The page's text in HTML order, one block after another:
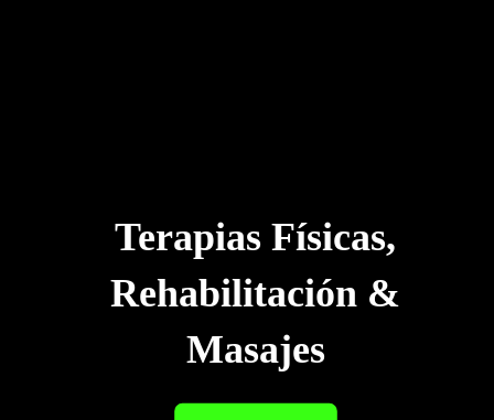
Terapias Físicas,
Rehabilitación &
Masajes